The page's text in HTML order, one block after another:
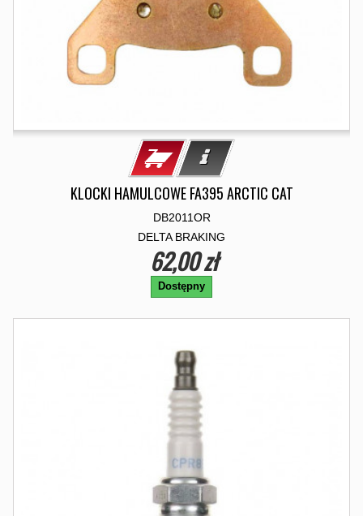
KLOCKI HAMULCOWE FA395 ARCTIC CAT
DB2011OR
DELTA BRAKING
62,00 zł
Dostępny